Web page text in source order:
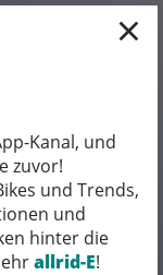
×
Kanal, und
zuvor!
und Trends,
und
hinter die
allrid-E!